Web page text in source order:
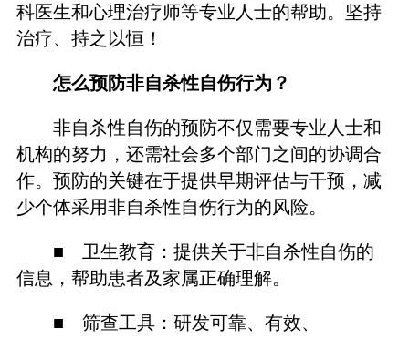
科医生和心理治疗师等专业人士的帮助。坚持
治疗、持之以恒！
怎么预防非自杀性自伤行为？
非自杀性自伤的预防不仅需要专业人士和
机构的努力，还需社会多个部门之间的协调合
作。预防的关键在于提供早期评估与干预，减
少个体采用非自杀性自伤行为的风险。
■ 卫生教育：提供关于非自杀性自伤的
信息，帮助患者及家属正确理解。
■ 筛查工具：研发可靠、有效、